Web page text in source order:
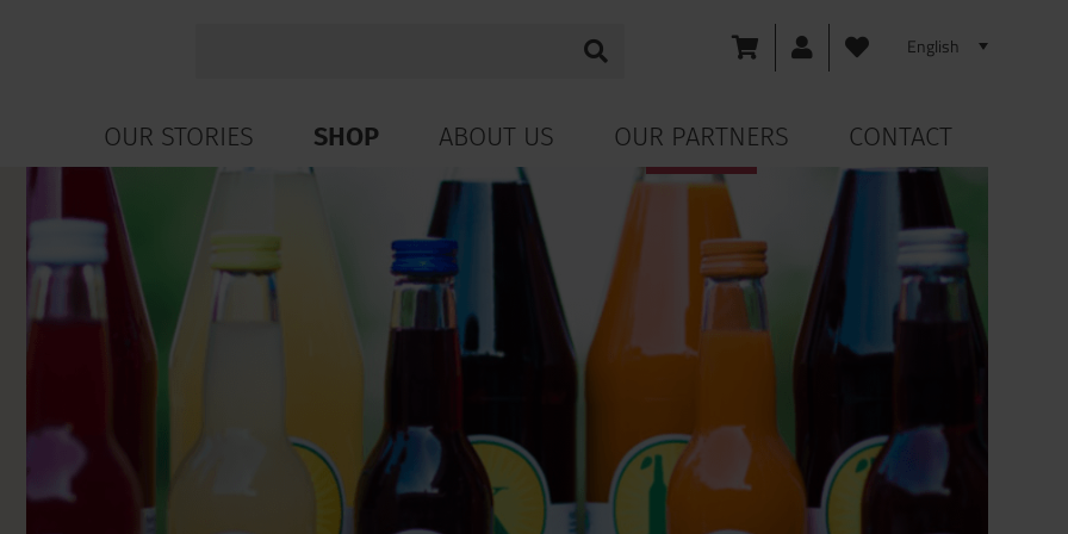
OUR STORIES SHOP ABOUT US OUR PARTNERS CONTACT